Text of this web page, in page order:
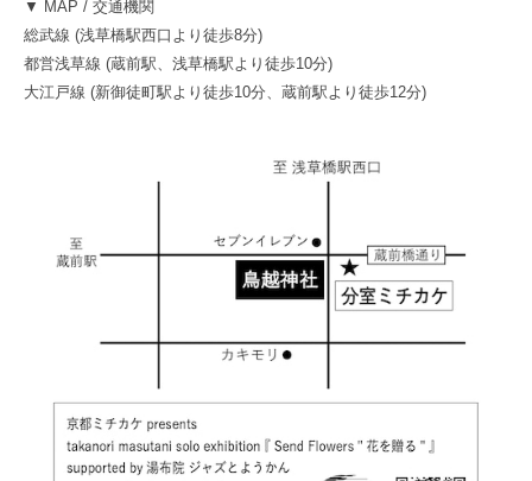
▼ MAP / 交通機関
総武線 (浅草橋駅西口より徒歩8分)
都営浅草線 (蔵前駅、浅草橋駅より徒歩10分)
大江戸線 (新御徒町駅より徒歩10分、蔵前駅より徒歩12分)